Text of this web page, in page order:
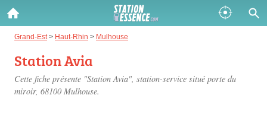
Grand-Est > Haut-Rhin > Mulhouse
Station Avia
Cette fiche présente "Station Avia", station-service situé porte du
miroir, 68100 Mulhouse.
Gazole :
Disponible
SP 98 :